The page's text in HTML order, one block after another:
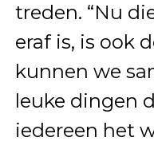
treden. “Nu
eraf is, is ook
kunnen we
leuke dingen
iedereen het